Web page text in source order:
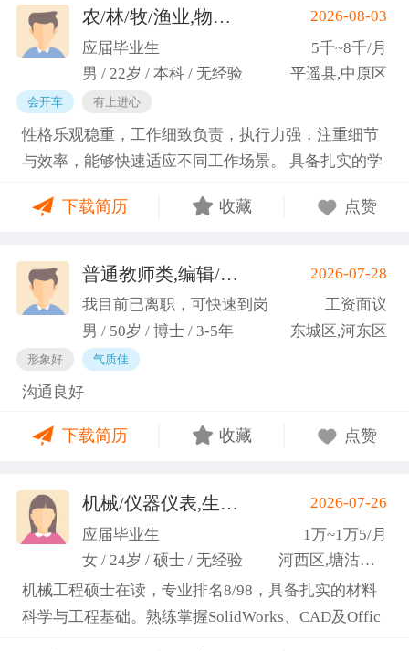
基金项目以及国家重大课题项目申报书的撰写。
（2）沟通能力强，2023年9月-2024年6月在研究生管
理办公室担任助管，主要负责硕士、博士研究生开
题、预答辩和正式答辩答辩秘书工作，同时负责研究
生入学复试相关工作，研究生日常事务管理工作，与
老师和同学多方沟通协调；2025年4月-2025年7月在
图书馆信息处担任助管，主要负责毕业生论文查重、
上传，毕业生信息核对，以及协助图书馆老师与学生
沟通举办各种活动。 （3）组织管理能力强，在读期
一百余人，并组织每天口语晨读活动，同时不定期举
办各种社团内部活动，如迎新、英语角等。
农/林/牧/渔业,物业管理,环保,物流/仓储,人事/行政/后勤
2026-08-03
应届毕业生
5千~8千/月
男 / 22岁 / 本科 / 无经验
平遥县,中原区
会开车 有上进心
性格乐观稳重，工作细致负责，执行力强，注重细节
与效率，能够快速适应不同工作场景。 具备扎实的学
路与良好的问题处理意识。 拥有较强的团队协作与跨
稳步成长并创造价值。
下载简历 收藏 点赞
普通教师类,编辑/出版/印刷 (刘先生)
2026-07-28
我目前已离职，可快速到岗
工资面议
男 / 50岁 / 博士 / 3-5年
东城区,河东区
形象好 气质佳
沟通良好
下载简历 收藏 点赞
机械/仪器仪表,生产管理/研发 (高蕾)
2026-07-26
应届毕业生
1万~1万5/月
女 / 24岁 / 硕士 / 无经验
河西区,塘沽区,东丽区
机械工程硕士在读，专业排名8/98，具备扎实的材料
科学与工程基础。熟练掌握SolidWorks、CAD及Offic